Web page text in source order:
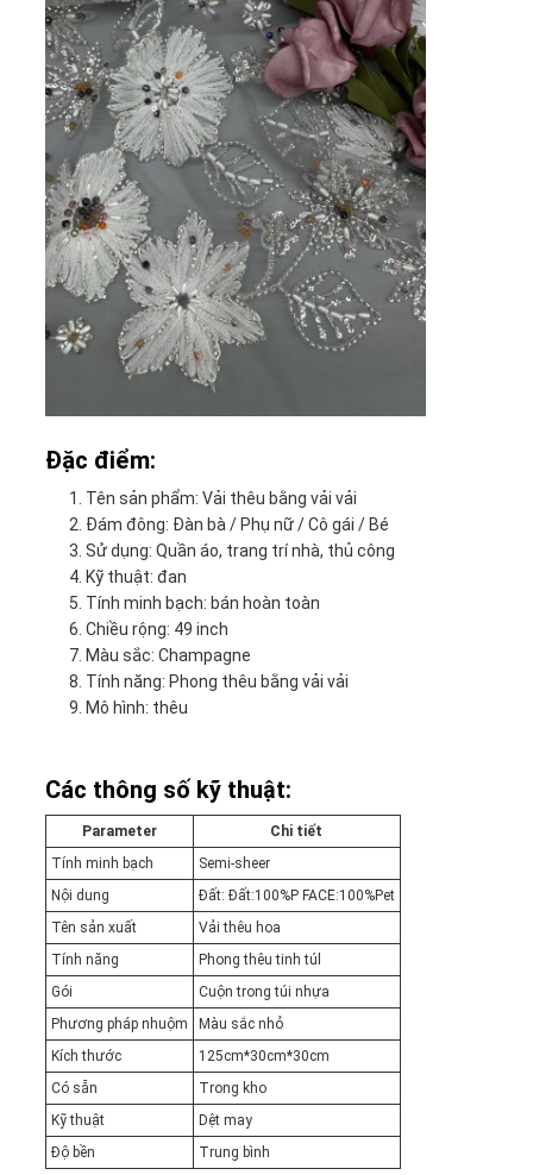
Đặc điểm:
Tên sản phẩm: Vải thêu bằng vải vải
Đám đông: Đàn bà / Phụ nữ / Cô gái / Bé
Sử dụng: Quần áo, trang trí nhà, thủ công
Kỹ thuật: đan
Tính minh bạch: bán hoàn toàn
Chiều rộng: 49 inch
Màu sắc: Champagne
Tính năng: Phong thêu bằng vải vải
Mô hình: thêu
Các thông số kỹ thuật:
Parameter
Chi tiết
Tính minh bạch
Semi-sheer
Nội dung
Đất: Đất:100%P FACE:100%Pet
Tên sản xuất
Vải thêu hoa
Tính năng
Phong thêu tinh túl
Gói
Cuộn trong túi nhựa
Phương pháp nhuộm
Màu sắc nhỏ
Kích thước
125cm*30cm*30cm
Có sẵn
Trong kho
Kỹ thuật
Dệt may
Độ bền
Trung bình